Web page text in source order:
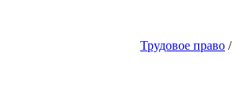
Трудовое право /